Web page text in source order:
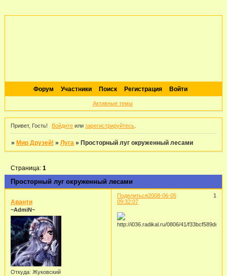
Форум Участники Поиск Регистрация Войти
Активные темы
Привет, Гость! Войдите илизарегистрируйтесь
»Мир Друзей! »Луга »Просторный луг окруженный лесами
Просторный луг окруженный лесами
Страница:1
Поделиться 1
2008-06-05
09:32:07
Аванти
~AdmiN~
Откуда: Жуковский